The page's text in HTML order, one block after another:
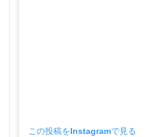
この投稿をInstagramで見る